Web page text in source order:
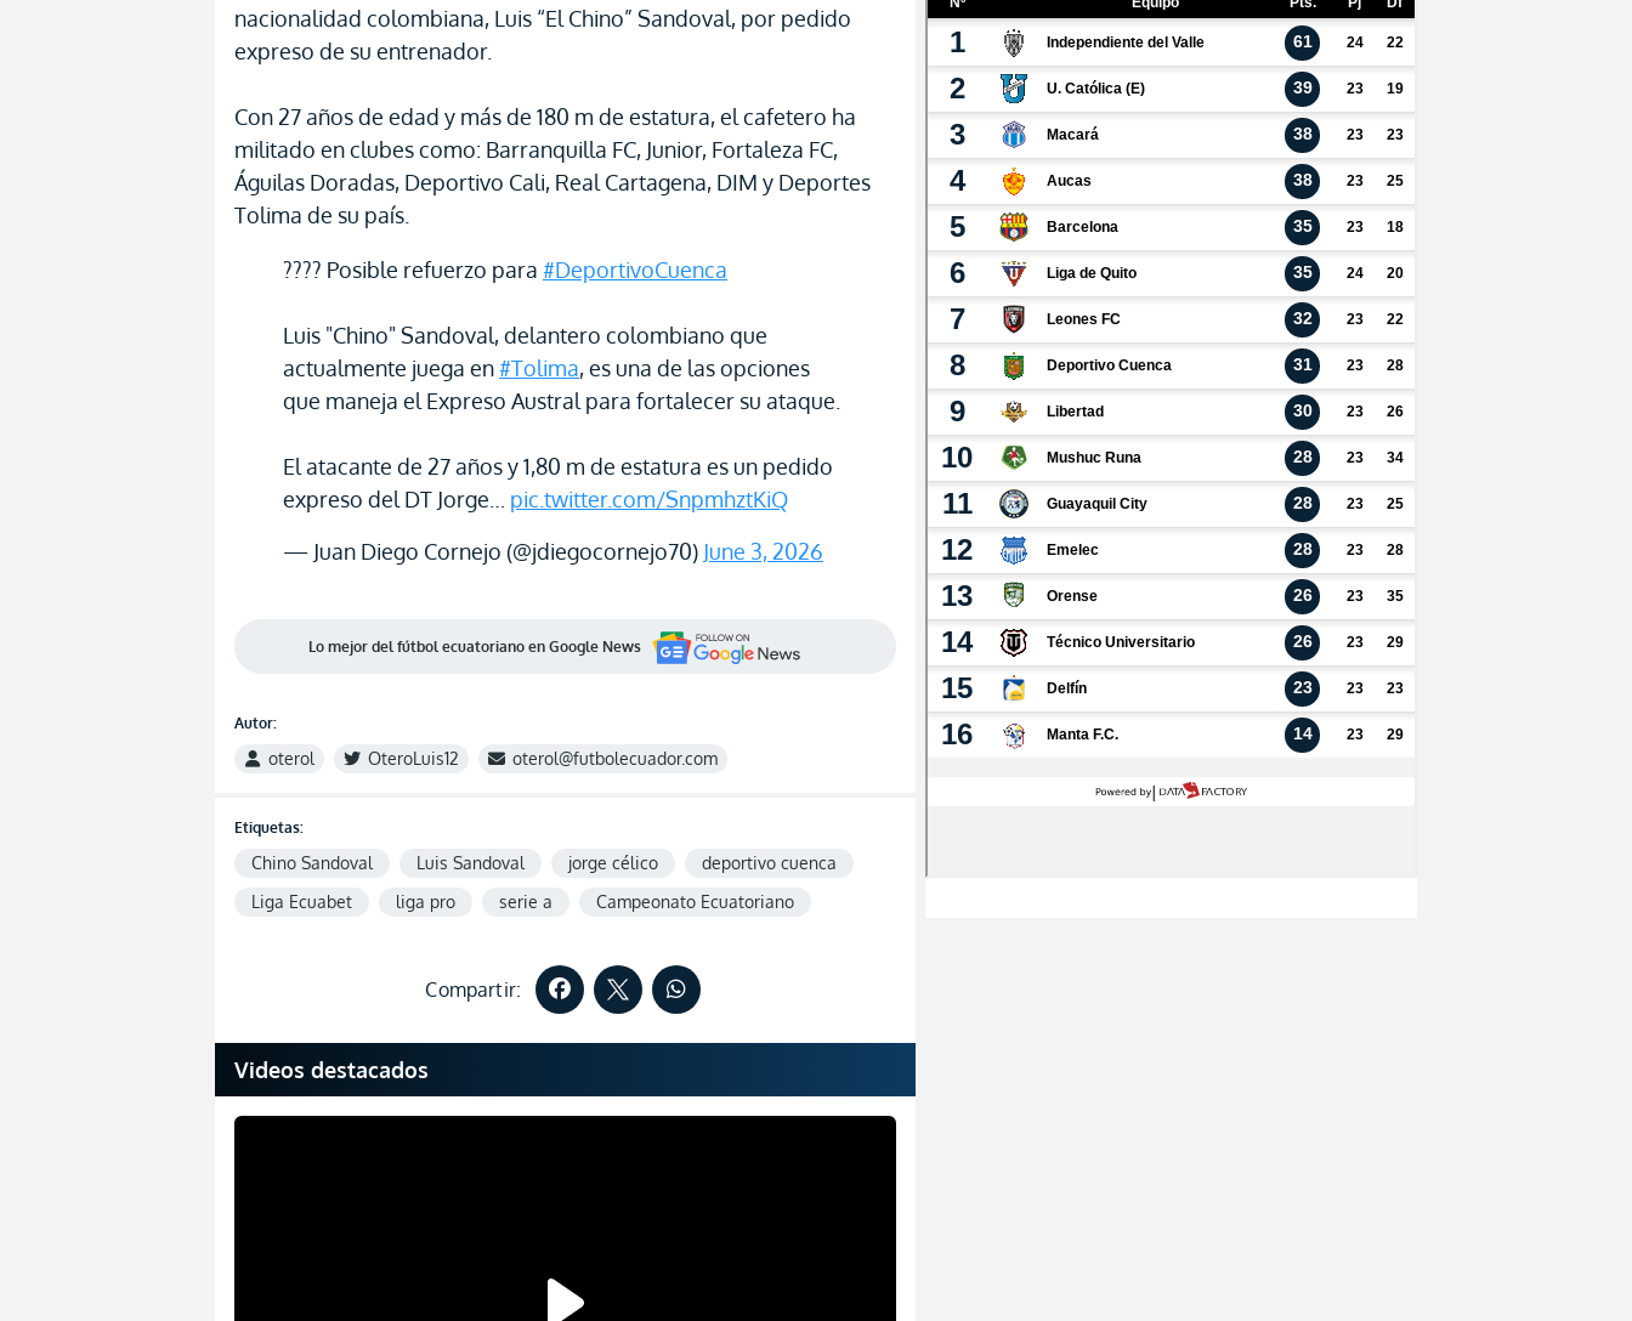
nacionalidad colombiana, Luis “El Chino” Sandoval, por pedido
expreso de su entrenador.
Con 27 años de edad y más de 180 m de estatura, el cafetero ha
militado en clubes como: Barranquilla FC, Junior, Fortaleza FC,
Águilas Doradas, Deportivo Cali, Real Cartagena, DIM y Deportes
Tolima de su país.
???? Posible refuerzo para #DeportivoCuenca
Luis "Chino" Sandoval, delantero colombiano que
actualmente juega en#Tolima, es una de las opciones
que maneja el Expreso Austral para fortalecer su ataque.
El atacante de 27 años y 1,80 m de estatura es un pedido
expreso del DT Jorge… pic.twitter.com/SnpmhztKiQ
— Juan Diego Cornejo (@jdiegocornejo70) June 3, 2026
Lo mejor del fútbol ecuatoriano en Google News
Autor:
oterol OteroLuis12 oterol@futbolecuador.com
Etiquetas:
Chino Sandoval Luis Sandoval jorge célico
deportivo cuenca
Liga Ecuabet
liga pro serie a Campeonato Ecuatoriano
Compartir:
Videos destacados